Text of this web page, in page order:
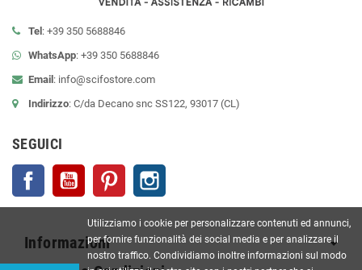
Tel : +39 350 5688846
WhatsApp: +39 350 5688846
Email : info@scifostore.com
Indirizzo: C/da Decano snc SS122, 93017 (CL)
SEGUICI
Facebook YouTube Pinterest
Informazioni
Utilizziamo i cookie per personalizzare contenuti ed annunci,
per fornire funzionalità dei social media e per analizzare il
nostro traffico. Condividiamo inoltre informazioni sul modo